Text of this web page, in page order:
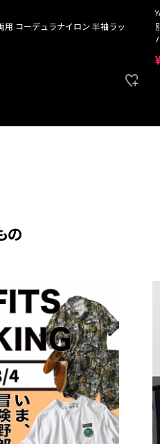
用 コーデュラナイロン 半袖ラッ
の